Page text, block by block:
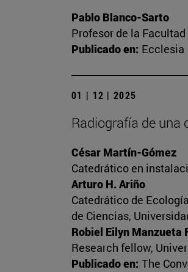
Pablo Blanco-Sarto
Profesor de la
Publicado en: Ecclesia
01 | 12 | 2025
Radiografía de
César Martín-Gómez
Catedrático en
Arturo H. Ariño
Catedrático de
de Ciencias,
Robiel Eilyn Manzueta
Research fellow,
Publicado en: The